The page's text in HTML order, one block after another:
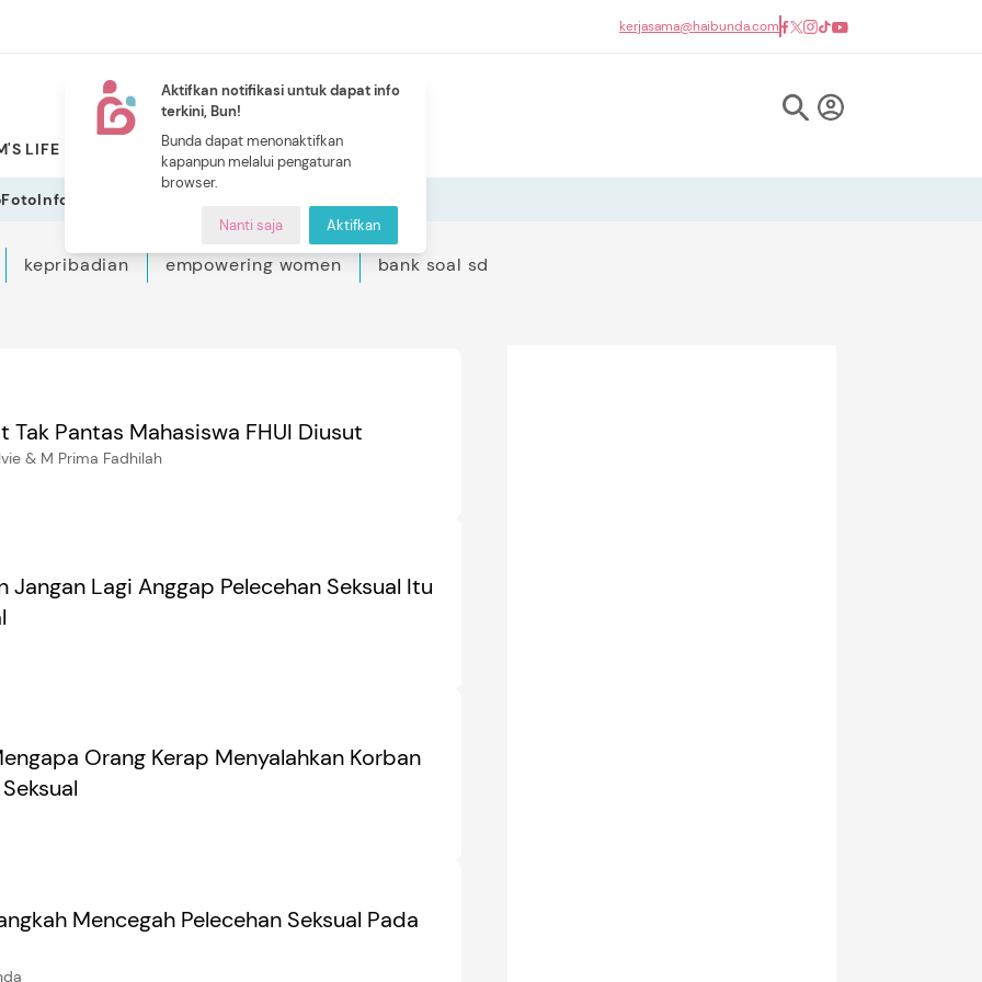
Aktifkan notifikasi untuk dapat info
terkini, Bun!
Bunda dapat menonaktifkan
kapanpun melalui pengaturan
browser.
Nanti saja Aktifkan
kerjasama@haibunda.com
LIFE PILIHAN BUNDA
NEW
CERITA BUNDA
FotoInfografis
kepribadian empowering women bank soal sd
Tak Pantas Mahasiswa FHUI Diusut
& M Prima Fadhilah
Jangan Lagi Anggap Pelecehan Seksual Itu
Orang Kerap Menyalahkan Korban
Mencegah Pelecehan Seksual Pada